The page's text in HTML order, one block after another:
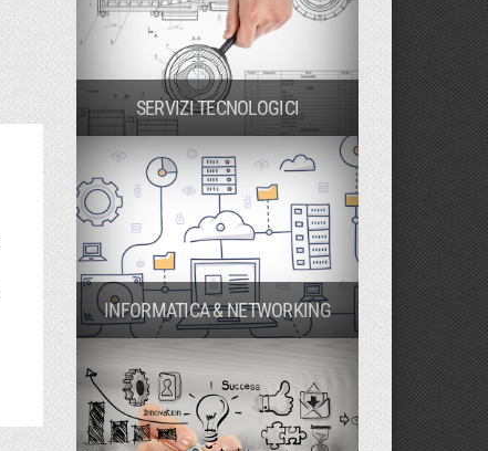
SERVIZI TECNOLOGICI
INFORMATICA & NETWORKING